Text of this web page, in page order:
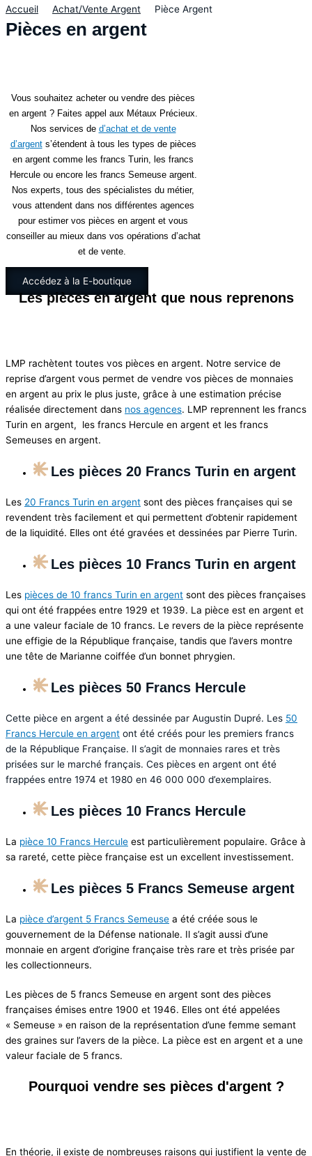
Accueil
Achat/Vente Argent Pièce Argent
Pièces en argent
Vous souhaitez acheter ou vendre des pièces
en argent ? Faites appel aux Métaux Précieux.
Nos services de d’achat et de vente
d’argents’étendent à tous les types de pièces
en argent comme les francs Turin, les francs
Hercule ou encore les francs Semeuse argent.
Nos experts, tous des spécialistes du métier,
vous attendent dans nos différentes agences
pour estimer vos pièces en argent et vous
conseiller au mieux dans vos opérations d’achat
et de vente.
Accédez à la E-boutique
Les pièces en argent que nous reprenons
LMP rachètent toutes vos pièces en argent. Notre service de
reprise d’argent vous permet de vendre vos pièces de monnaies
en argent au prix le plus juste, grâce à une estimation précise
réalisée directement dans nos agences. LMP reprennent les francs
Turin en argent, les francs Hercule en argent et les francs
Semeuses en argent.
Les pièces 20 Francs Turin en argent
Les 20 Francs Turin en argent sont des pièces françaises qui se
revendent très facilement et qui permettent d’obtenir rapidement
de la liquidité. Elles ont été gravées et dessinées par Pierre Turin.
Les pièces 10 Francs Turin en argent
Les pièces de 10 francs Turin en argent sont des pièces françaises
qui ont été frappées entre 1929 et 1939. La pièce est en argent et
a une valeur faciale de 10 francs. Le revers de la pièce représente
une effigie de la République française, tandis que l’avers montre
une tête de Marianne coiffée d’un bonnet phrygien.
Les pièces 50 Francs Hercule
Cette pièce en argent a été dessinée par Augustin Dupré. Les 50
Francs Hercule en argent ont été créés pour les premiers francs
de la République Française. Il s’agit de monnaies rares et très
prisées sur le marché français. Ces pièces en argent ont été
frappées entre 1974 et 1980 en 46 000 000 d’exemplaires.
Les pièces 10 Francs Hercule
La pièce 10 Francs Hercule est particulièrement populaire. Grâce à
sa rareté, cette pièce française est un excellent investissement.
Les pièces 5 Francs Semeuse argent
La pièce d’argent 5 Francs Semeuse a été créée sous le
gouvernement de la Défense nationale. Il s’agit aussi d’une
monnaie en argent d’origine française très rare et très prisée par
les collectionneurs.
Les pièces de 5 francs Semeuse en argent sont des pièces
françaises émises entre 1900 et 1946. Elles ont été appelées
« Semeuse » en raison de la représentation d’une femme semant
des graines sur l’avers de la pièce. La pièce est en argent et a une
valeur faciale de 5 francs.
Pourquoi vendre ses pièces d'argent ?
En théorie, il existe de nombreuses raisons qui justifient la vente de